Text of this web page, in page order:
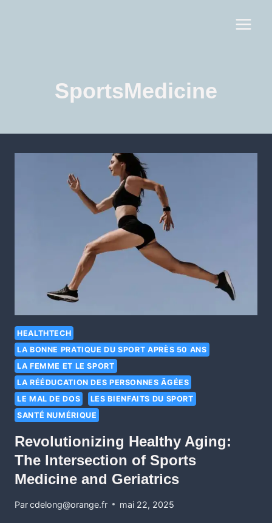
SportsMedicine
HEALTHTECH
LA BONNE PRATIQUE DU SPORT APRÈS 50 ANS
LA FEMME ET LE SPORT
LA RÉÉDUCATION DES PERSONNES ÂGÉES
LE MAL DE DOS
LES BIENFAITS DU SPORT
SANTÉ NUMÉRIQUE
Revolutionizing Healthy Aging:
The Intersection of Sports
Medicine and Geriatrics
Parcdelong@orange.fr mai 22, 2025